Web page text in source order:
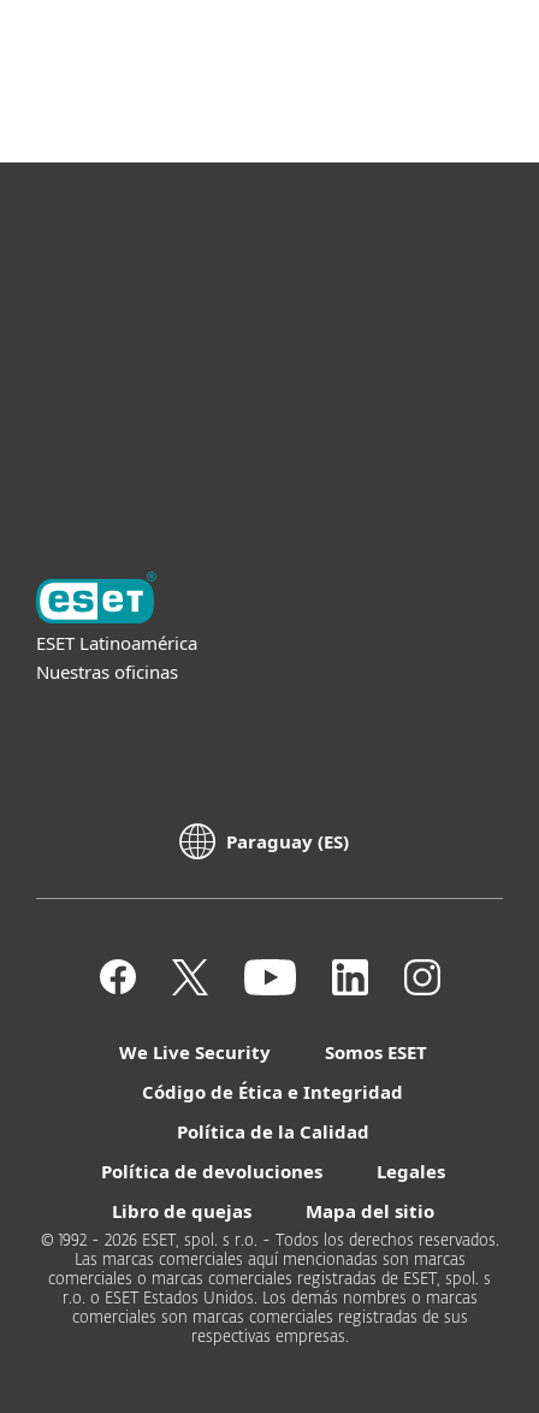
ESET Latinoamérica
Nuestras oficinas
Paraguay (ES)
We Live Security
Somos ESET
Código de Ética e Integridad
Política de la Calidad
Política de devoluciones
Legales
Libro de quejas
Mapa del sitio
© 1992 - 2026 ESET, spol. s r.o. - Todos los derechos reservados.
Las marcas comerciales aquí mencionadas son marcas
comerciales o marcas comerciales registradas de ESET, spol. s
r.o. o ESET Estados Unidos. Los demás nombres o marcas
comerciales son marcas comerciales registradas de sus
respectivas empresas.